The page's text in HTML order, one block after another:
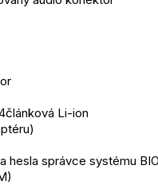
Li-ion
hesla správce systému